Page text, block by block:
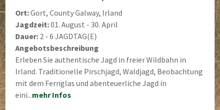
Ort:Gort, County Galway, Irland
Jagdzeit:01. August - 30. April
Dauer: 2 - 6 JAGDTAG(E)
Angebotsbeschreibung
Erleben Sie authentische Jagd in freier Wildbahn in
Irland. Traditionelle Pirschjagd, Waldjagd, Beobachtung
mit dem Fernglas und abenteuerliche Jagd in
eini...mehr Infos